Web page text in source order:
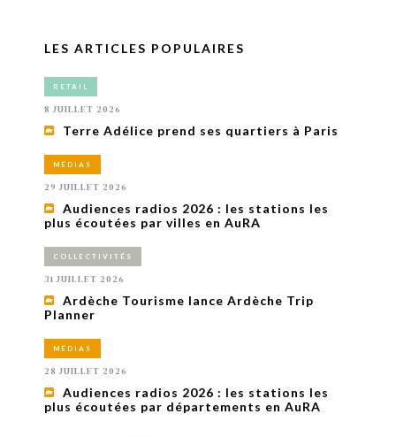
LES ARTICLES POPULAIRES
RETAIL
8 JUILLET 2026
Terre Adélice prend ses quartiers à Paris
MÉDIAS
29 JUILLET 2026
Audiences radios 2026 : les stations les
plus écoutées par villes en AuRA
COLLECTIVITÉS
31 JUILLET 2026
Ardèche Tourisme lance Ardèche Trip
Planner
MÉDIAS
28 JUILLET 2026
Audiences radios 2026 : les stations les
plus écoutées par départements en AuRA